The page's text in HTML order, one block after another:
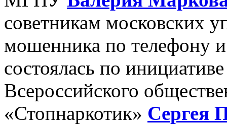
советникам московских
мошенника по телефону
состоялась по
Всероссийского
«Стопнаркотик» Сергея